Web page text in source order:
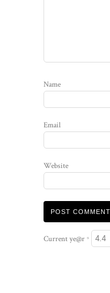
Name
Email
Website
Current ye@r *